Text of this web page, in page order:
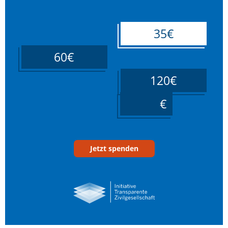
35€
60€
120€
Jetzt spenden